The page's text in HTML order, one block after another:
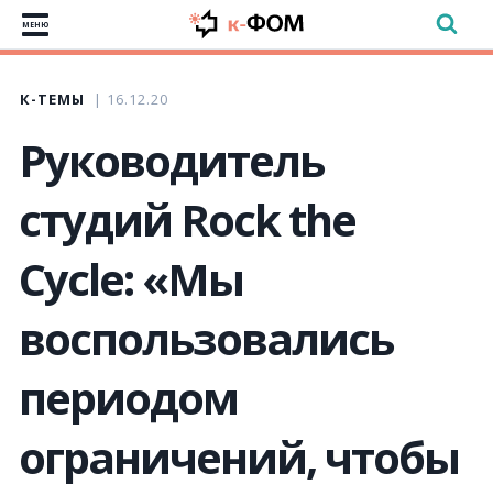
МЕНЮ
К-ТЕМЫ 16.12.20
Руководитель
студий Rock the
Cycle: «Мы
воспользовались
периодом
ограничений, чтобы